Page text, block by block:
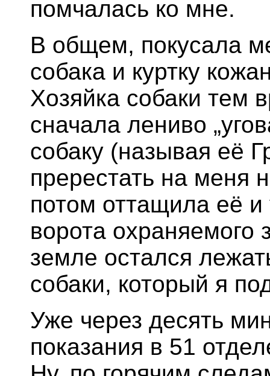
помчалась ко мне.
В общем, покусала
собака и куртку
Хозяйка собаки тем
сначала лениво
собаку (называя её
пререстать на меня
потом оттащила её и
ворота охраняемого
земле остался
собаки, который я
Уже через десять
показания в 51